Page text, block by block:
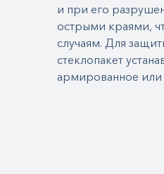
и при его
острыми краями,
случаям. Для
стеклопакет
армированное или